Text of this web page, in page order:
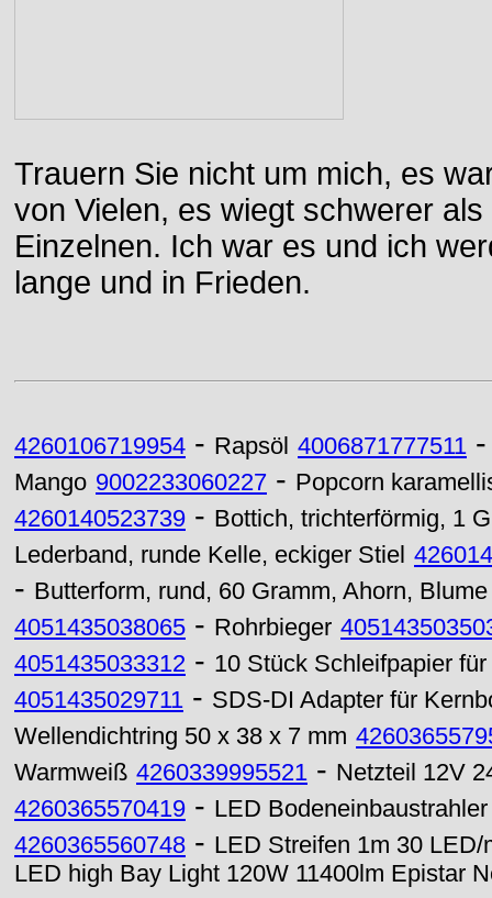
Trauern Sie nicht um mich, es
von Vielen, es wiegt schwerer
Einzelnen. Ich war es und ich
lange und in Frieden.
4260106719954 - Rapsöl 4006871777511
Mango 9002233060227 - Popcorn
4260140523739 - Bottich, trichterförmig, 1
Lederband, runde Kelle, eckiger Stiel
- Butterform, rund, 60 Gramm, Ahorn,
4051435038065 - Rohrbieger
4051435033312 - 10 Stück Schleifpapier
4051435029711 - SDS-DI Adapter für
Wellendichtring 50 x 38 x 7 mm
Warmweiß 4260339995521 - Netzteil 12V
4260365570419 - LED
4260365560748 - LED Streifen 1m 30
LED high Bay Light 120W 11400lm Epistar